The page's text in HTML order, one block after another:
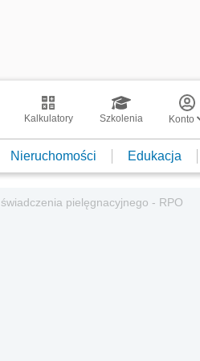
Kalkulatory Szkolenia Konto
Nieruchomości Edukacja
pielęgnacyjnego - RPO